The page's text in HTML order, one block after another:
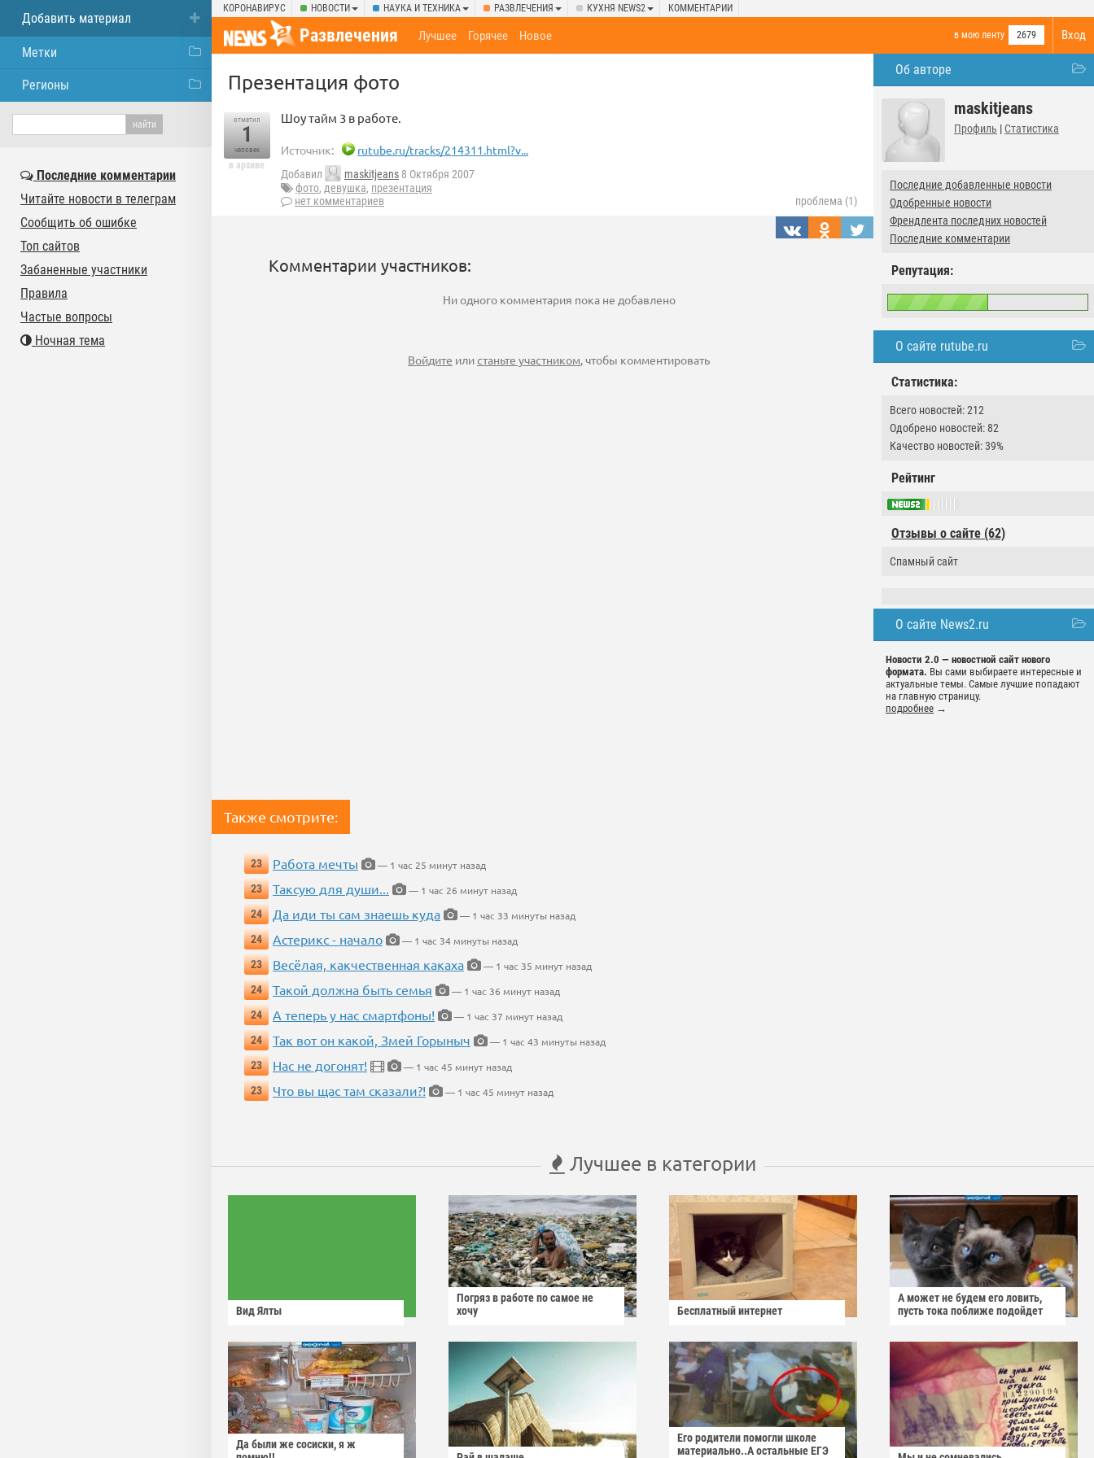
КОРОНАВИРУС НОВОСТИ НАУКА И ТЕХНИКА РАЗВЛЕЧЕНИЯ КУХНЯ NEWS2 КОММЕНТАРИИ
Вход
Развлечения в мою ленту 2679
Лучшее Горячее Новое
Об авторе
maskitjeans
Профиль | Статистика
Последние добавленные новости
Одобренные новости
Френдлента последних новостей
Последние комментарии
Репутация:
О сайте rutube.ru
Статистика:
Всего новостей: 212
Одобрено новостей: 82
Качество новостей: 39%
Рейтинг
Отзывы о сайте (62)
Спамный сайт
О сайте News2.ru
Новости 2.0 — новостной сайт нового
формата. Вы сами выбираете интересные и
актуальные темы. Самые лучшие попадают
на главную страницу.
подробнее →
Презентация фото
отметил
1
человек
в архиве
Шоу тайм 3 в работе.
Источник: rutube.ru/tracks/214311.html?v...
Добавил maskitjeans 8 Октября 2007
фото, девушка, презентация
нет комментариев
проблема (1)
Комментарии участников:
Ни одного комментария пока не добавлено
Войдите илистаньте участником, чтобы комментировать
Также смотрите:
23 Работа мечты
— 1 час 25 минут назад
23
Таксую для души...
— 1 час 26 минут назад
24
Да иди ты сам знаешь куда
— 1 час 33 минуты назад
24
Астерикс - начало
— 1 час 34 минуты назад
23
Весёлая, какчественная какаха
— 1 час 35 минут назад
24
Такой должна быть семья
— 1 час 36 минут назад
24
А теперь у нас смартфоны!
— 1 час 37 минут назад
24
Так вот он какой, Змей Горыныч
— 1 час 43 минуты назад
23
Нас не догонят!
— 1 час 45 минут назад
23
Что вы щас там сказали?! — 1 час 45 минут назад
Лучшее в категории
Вид Ялты
Погряз в работе по самое не
хочу
Бесплатный интернет
А может не будем его ловить,
пусть тока поближе подойдет
Да были же сосиски, я ж
Его родители помогли школе
материально..А остальные ЕГЭ
Добавить материал
Метки
Регионы
Последние комментарии
Читайте новости в телеграм
Сообщить об ошибке
Топ сайтов
Забаненные участники
Правила
Частые вопросы
Ночная тема